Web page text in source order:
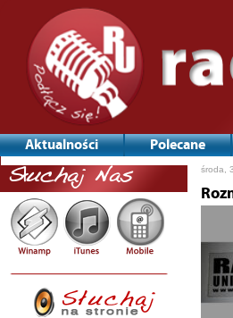
Aktualności Polecane
Słuchaj Nas środa,